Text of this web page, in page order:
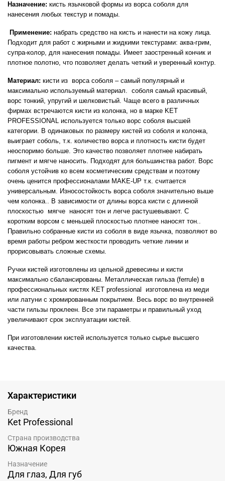
Назначение: кисть язычковой формы из ворса соболя для
нанесения любых текстур и помады.
Применение: набрать средство на кисть и нанести на кожу лица.
Подходит для работ с жирными и жидкими текстурами: аква-грим,
супра-колор, для нанесения помады. Имеет заостренный кончик и
плотное полотно, что позволяет делать четкий и уверенный контур.
Материал: кисти из ворса соболя – самый популярный и
максимально используемый материал. соболя самый красивый,
ворс тонкий, упругий и шелковистый. Чаще всего в различных
фирмах встречаются кисти из колонка, но в марке KET
PROFESSIONAL используется только ворс соболя высшей
категории. В одинаковых по размеру кистей из соболя и колонка,
выиграет соболь, т.к. количество ворса и плотность кисти будет
неоспоримо больше. Это качество позволяет плотнее набирать
пигмент и мягче наносить. Подходят для большинства работ. Ворс
соболя устойчив ко всем косметическим средствам и поэтому
очень ценится профессионалами MAKE-UP т.к. считается
универсальным. Износостойкость ворса соболя значительно выше
чем колонка.. В зависимости от длины ворса кисти с длинной
плоскостью мягче наносят тон и легче растушевывают. С
коротким ворсом с меньшей плоскостью плотнее наносят тон..
Правильно собранные кисти из соболя в виде язычка, позволяют во
время работы ребром жесткости проводить четкие линии и
прорисовывать сложные схемы.
Ручки кистей изготовлены из цельной древесины и кисти
максимально сбалансированы. Металлическая гильза (ferrule) в
профессиональных кистях KET professional
изготовлена из меди
или латуни с хромированным покрытием. Весь ворс во внутренней
части гильзы проклеен. Все эти параметры и правильный уход
увеличивают срок эксплуатации кистей.
При изготовлении кистей используется только сырье высшего
качества.
Характеристики
Бренд
Ket Professional
Страна производства
Южная Корея
Назначение
Для глаз, Для губ